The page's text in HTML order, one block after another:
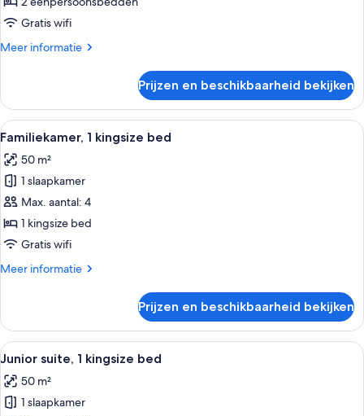
uitzicht
op
Gratis wifi
Meer informatie
Meer
kamer,
eenpersoonsbedden,
op
zwembad
Prijzen en beschikbaarheid bekijken
Alle
foto's
voor
Familiekamer,
1
kingsize
bed
Een hotelkamer met een bed, een
7
Familiekamer, 1 kingsize bed
50 m²
1 slaapkamer
Max. aantal: 4
1 kingsize bed
Gratis wifi
Meer informatie
Meer
1
kingsize
bed
Prijzen en beschikbaarheid bekijken
Alle
foto's
voor
Junior
Een hotelkamer met een groot bed,
9
Junior suite, 1 kingsize bed
50 m²
1 slaapkamer